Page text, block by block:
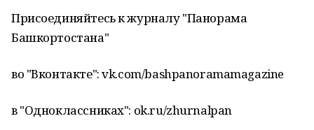
Присоединяйтесь к журналу "Панорама
Башкортостана"
во "Вконтакте": vk.com/bashpanoramamagazine
в "Одноклассниках": ok.ru/zhurnalpan